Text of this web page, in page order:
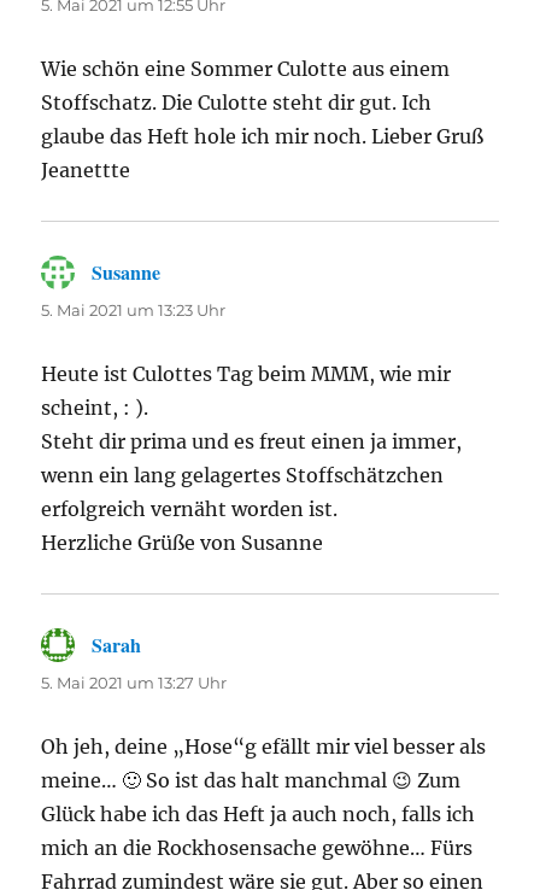
5. Mai 2021 um 12:55 Uhr
Wie schön eine Sommer Culotte aus einem
Stoffschatz. Die Culotte steht dir gut. Ich
glaube das Heft hole ich mir noch. Lieber Gruß
Jeanettte
Susanne
5. Mai 2021 um 13:23 Uhr
Heute ist Culottes Tag beim MMM, wie mir
scheint, : ).
Steht dir prima und es freut einen ja immer,
wenn ein lang gelagertes Stoffschätzchen
erfolgreich vernäht worden ist.
Herzliche Grüße von Susanne
Sarah
5. Mai 2021 um 13:27 Uhr
Oh jeh, deine „Hose“g efällt mir viel besser als
meine… 🙂 So ist das halt manchmal 😉 Zum
Glück habe ich das Heft ja auch noch, falls ich
mich an die Rockhosensache gewöhne… Fürs
Fahrrad zumindest wäre sie gut. Aber so einen